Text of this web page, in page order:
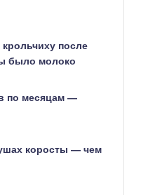
после
было молоко
по месяцам —
коросты — чем